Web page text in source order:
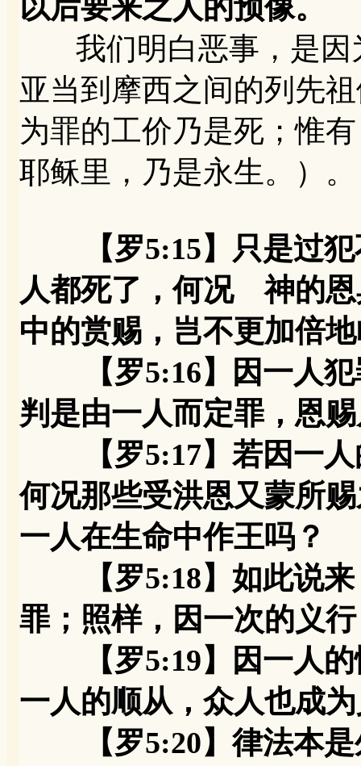
以后要来之人的预像。
我们明白恶事，是因
亚当到摩西之间的列先
为罪的工价乃是死；惟
耶稣里，乃是永生。）。
【罗5:15】只是过
人都死了，何况 神的恩
中的赏赐，岂不更加倍
【罗5:16】因一人犯
判是由一人而定罪，恩
【罗5:17】若因一人
何况那些受洪恩又蒙所
一人在生命中作王吗？
【罗5:18】如此说来
罪；照样，因一次的义
【罗5:19】因一人的
一人的顺从，众人也成
【罗5:20】律法本是